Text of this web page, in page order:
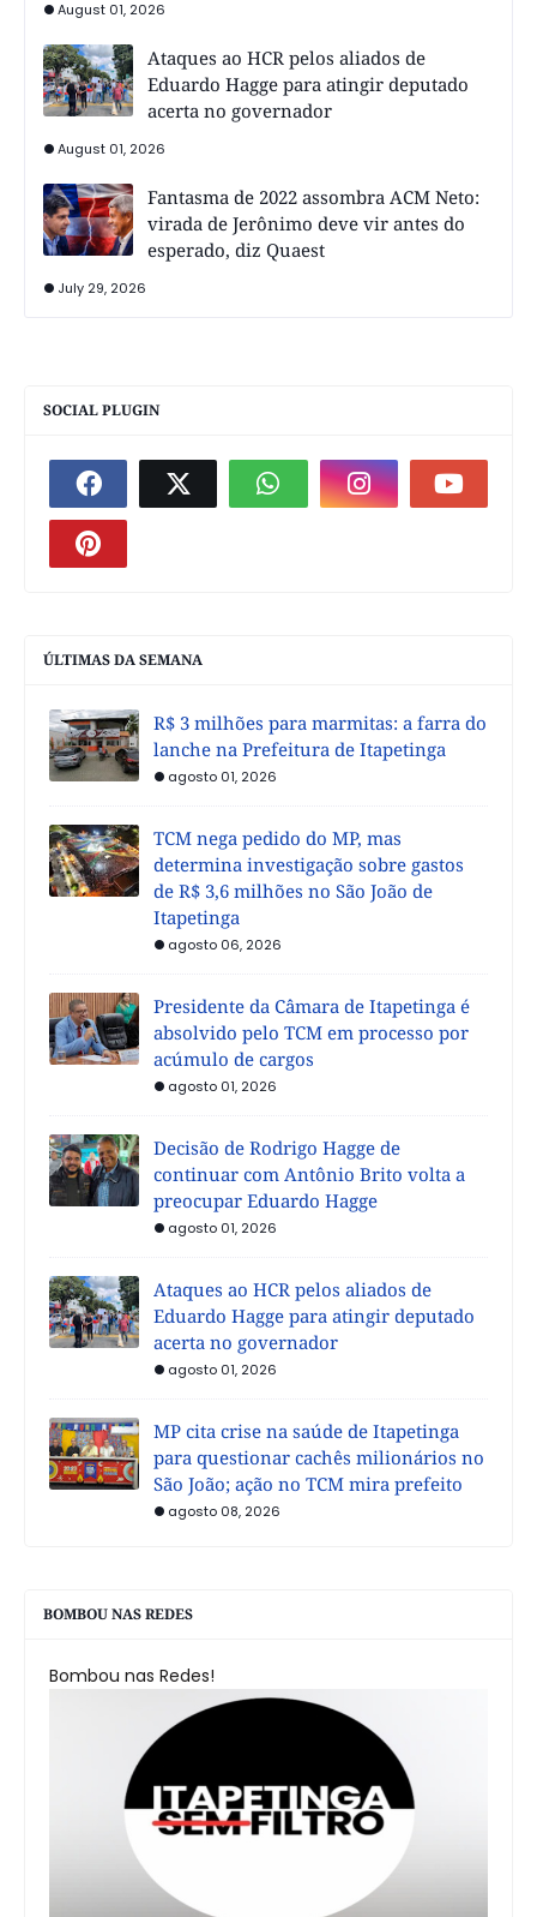
August 01, 2026
Ataques ao HCR pelos aliados de
Eduardo Hagge para atingir deputado
acerta no governador
August 01, 2026
Fantasma de 2022 assombra ACM Neto:
virada de Jerônimo deve vir antes do
esperado, diz Quaest
July 29, 2026
SOCIAL PLUGIN
ÚLTIMAS DA SEMANA
R$ 3 milhões para marmitas: a farra do
lanche na Prefeitura de Itapetinga
agosto 01, 2026
TCM nega pedido do MP, mas
determina investigação sobre gastos
de R$ 3,6 milhões no São João de
Itapetinga
agosto 06, 2026
Presidente da Câmara de Itapetinga é
absolvido pelo TCM em processo por
acúmulo de cargos
agosto 01, 2026
Decisão de Rodrigo Hagge de
continuar com Antônio Brito volta a
preocupar Eduardo Hagge
agosto 01, 2026
Ataques ao HCR pelos aliados de
Eduardo Hagge para atingir deputado
acerta no governador
agosto 01, 2026
MP cita crise na saúde de Itapetinga
para questionar cachês milionários no
São João; ação no TCM mira prefeito
agosto 08, 2026
BOMBOU NAS REDES
Bombou nas Redes!